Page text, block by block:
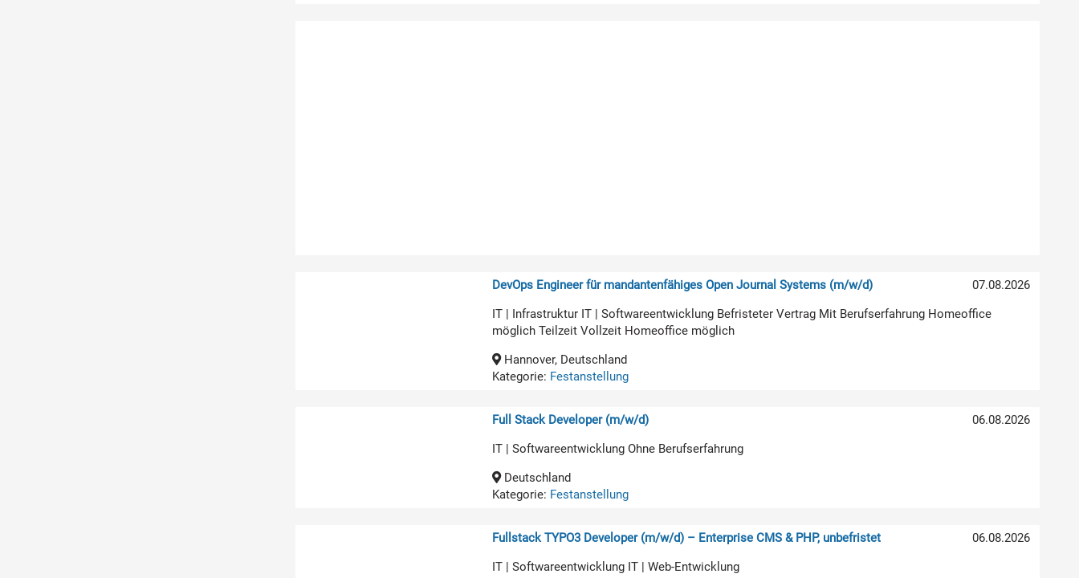
07.08.2026
DevOps Engineer für mandantenfähiges Open Journal Systems (m/w/d)
IT | Infrastruktur IT | Softwareentwicklung Befristeter Vertrag Mit Berufserfahrung Homeoffice
möglich Teilzeit Vollzeit Homeoffice möglich
Hannover, Deutschland
Kategorie: Festanstellung
06.08.2026
Full Stack Developer (m/w/d)
IT | Softwareentwicklung Ohne Berufserfahrung
Deutschland
Kategorie: Festanstellung
06.08.2026
Fullstack TYPO3 Developer (m/w/d) – Enterprise CMS & PHP, unbefristet
IT | Softwareentwicklung IT | Web-Entwicklung